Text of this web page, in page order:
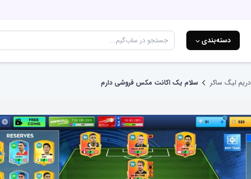
دسته‌بندی ⌵
دریم لیگ ساکر سلام یک اکانت مکس فروشی دارم